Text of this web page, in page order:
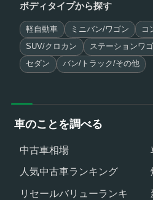
ボディタイプから探す
軽自動車 ミニバン/ワゴン コ
SUV/クロカン ステーションワ
セダン バン/トラック/その他
車のことを調べる
中古車相場
人気中古車ランキング
リセールバリューランキ